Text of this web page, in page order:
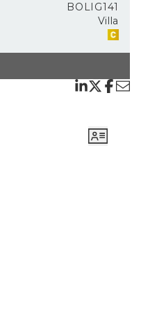
nedløbsrør, vinduer og
gulv i egetræ og
elske at bo i.
til fodboldbane,
og så ligger
BOLIG141
Villa